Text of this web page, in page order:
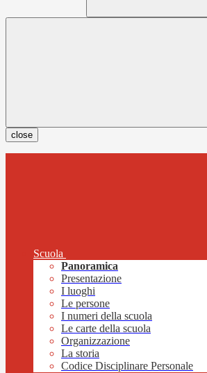
close
Scuola
Panoramica
Presentazione
I luoghi
Le persone
I numeri della scuola
Le carte della scuola
Organizzazione
La storia
Codice Disciplinare Personale